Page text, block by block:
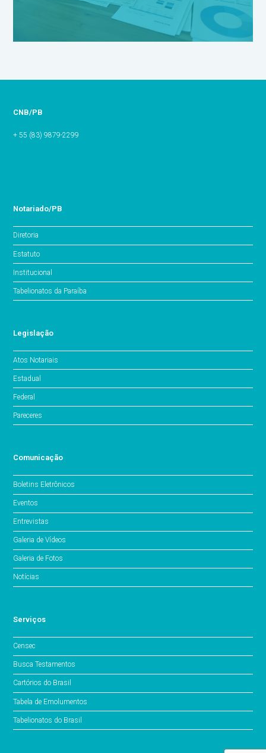
CNB/PB
+ 55 (83) 9879-2299
Notariado/PB
Diretoria
Estatuto
Institucional
Tabelionatos da Paraíba
Legislação
Atos Notariais
Estadual
Federal
Pareceres
Comunicação
Boletins Eletrônicos
Eventos
Entrevistas
Galeria de Vídeos
Galeria de Fotos
Notícias
Serviços
Censec
Busca Testamentos
Cartórios do Brasil
Tabela de Emolumentos
Tabelionatos do Brasil